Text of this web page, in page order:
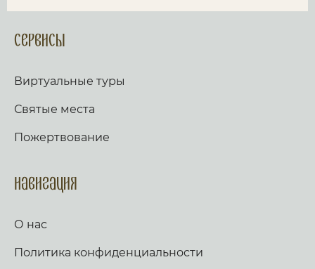
Сервисы
Виртуальные туры
Святые места
Пожертвование
Навигация
О нас
Политика конфиденциальности